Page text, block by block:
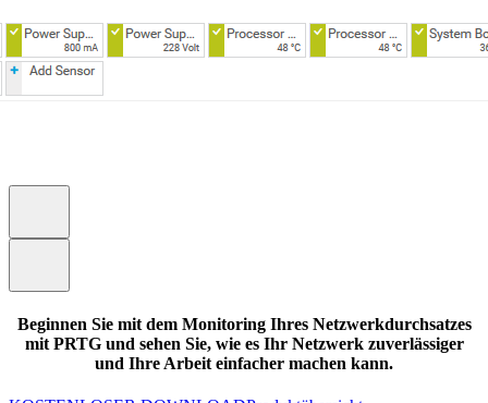
Beginnen Sie mit dem Monitoring Ihres Netzwerkdurchsatzes
mit PRTG und sehen Sie, wie es Ihr Netzwerk zuverlässiger
und Ihre Arbeit einfacher machen kann.